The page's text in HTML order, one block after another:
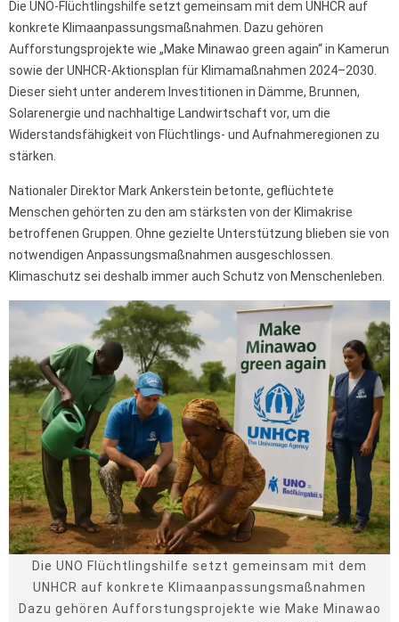
Die UNO-Flüchtlingshilfe setzt gemeinsam mit dem UNHCR auf
konkrete Klimaanpassungsmaßnahmen. Dazu gehören
Aufforstungsprojekte wie „Make Minawao green again“ in Kamerun
sowie der UNHCR-Aktionsplan für Klimamaßnahmen 2024–2030.
Dieser sieht unter anderem Investitionen in Dämme, Brunnen,
Solarenergie und nachhaltige Landwirtschaft vor, um die
Widerstandsfähigkeit von Flüchtlings- und Aufnahmeregionen zu
stärken.
Nationaler Direktor Mark Ankerstein betonte, geflüchtete
Menschen gehörten zu den am stärksten von der Klimakrise
betroffenen Gruppen. Ohne gezielte Unterstützung blieben sie von
notwendigen Anpassungsmaßnahmen ausgeschlossen.
Klimaschutz sei deshalb immer auch Schutz von Menschenleben.
Die UNO Flüchtlingshilfe setzt gemeinsam mit dem
UNHCR auf konkrete Klimaanpassungsmaßnahmen
Dazu gehören Aufforstungsprojekte wie Make Minawao